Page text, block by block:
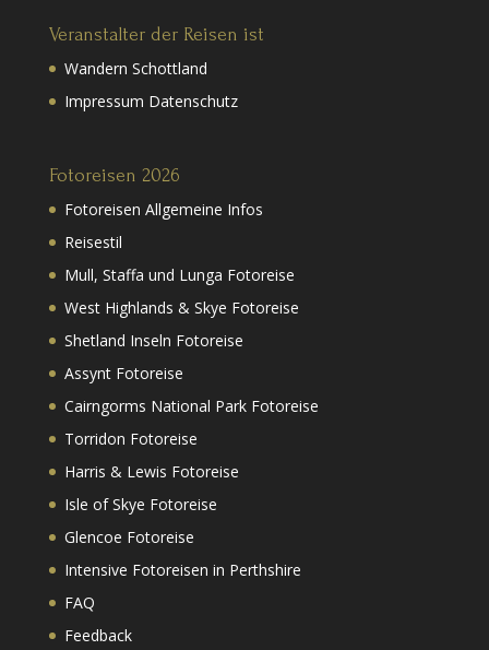
Veranstalter der Reisen ist
Wandern Schottland
Impressum Datenschutz
Fotoreisen 2026
Fotoreisen Allgemeine Infos
Reisestil
Mull, Staffa und Lunga Fotoreise
West Highlands & Skye Fotoreise
Shetland Inseln Fotoreise
Assynt Fotoreise
Cairngorms National Park Fotoreise
Torridon Fotoreise
Harris & Lewis Fotoreise
Isle of Skye Fotoreise
Glencoe Fotoreise
Intensive Fotoreisen in Perthshire
FAQ
Feedback